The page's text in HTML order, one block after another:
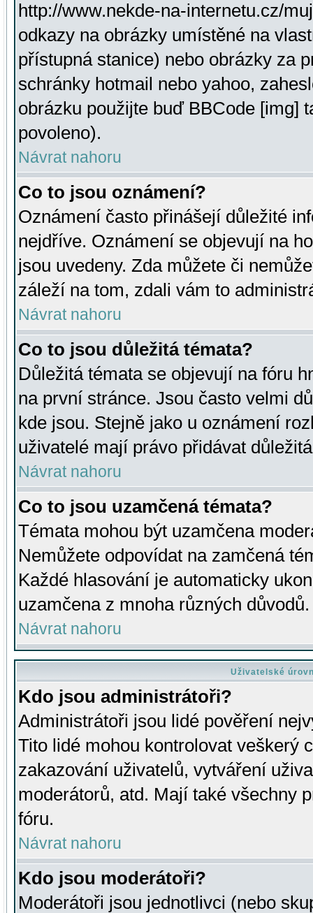
http://www.nekde-na-internetu.cz/
odkazy na obrázky umístěné na
přístupná stanice) nebo obrázky za
schránky hotmail nebo yahoo,
obrázku použijte buď BBCode [img]
povoleno).
Návrat nahoru
Co to jsou oznámení?
Oznámení často přinášejí důležité
nejdříve. Oznámení se objevují na
jsou uvedeny. Zda můžete či
záleží na tom, zdali vám to
Návrat nahoru
Co to jsou důležitá témata?
Důležitá témata se objevují na fóru
na první stránce. Jsou často velmi
kde jsou. Stejně jako u oznámení
uživatelé mají právo přidávat
Návrat nahoru
Co to jsou uzamčená témata?
Témata mohou být uzamčena
Nemůžete odpovídat na zamčená
Každé hlasování je automaticky
uzamčena z mnoha různých důvodů.
Návrat nahoru
Uživatelské
Kdo jsou administrátoři?
Administrátoři jsou lidé pověření
Tito lidé mohou kontrolovat veškerý
zakazování uživatelů, vytváření
moderátorů, atd. Mají také všechny
fóru.
Návrat nahoru
Kdo jsou moderátoři?
Moderátoři jsou jednotlivci (nebo